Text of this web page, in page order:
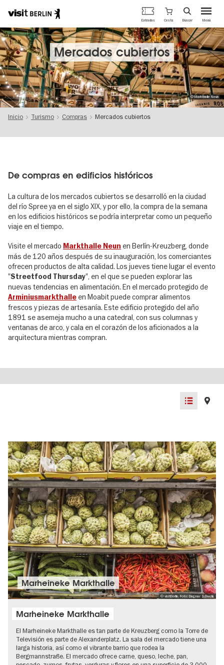
Pasar
al
contenido
principal
Portal
oficial
de
turismo
de
Berlín
Menú
Entradas Cesta Buscar
Mercados cubiertos
© Markthalle Neun
Inicio Turismo Compras Mercados cubiertos
De compras en edificios históricos
La cultura de los mercados cubiertos se desarrolló en la ciudad
del río Spree ya en el siglo XIX, y por ello, la compra de la semana
en los edificios históricos se podría interpretar como un pequeño
viaje en el tiempo.
Visite el mercado Markthalle Neun en Berlín-Kreuzberg, donde
más de 120 años después de su inauguración, los comerciantes
ofrecen productos de alta calidad. Los jueves tiene lugar el evento
"Streetfood Thursday", en el que se pueden explorar las
nuevas tendencias en alimentación. En el mercado protegido de
Arminiusmarkthalle en Moabit puede comprar alimentos
frescos y piezas de artesanía. Este edificio protegido del año
1891 se asemeja mucho a una catedral, con sus columnas y
ventanas de arco, y cala en el corazón de los aficionados a la
arquitectura mientras compran.
List
view
Map
view
© visitBerlin, Foto: Dagmar Schwelle
Marheineke Markthalle
Marheineke Markthalle
El Marheineke Markthalle es tan parte de Kreuzberg como la Torre de
Televisión es parte de Alexanderplatz. La sala del mercado tiene una
larga historia, así como el vibrante barrio que rodea la
Bergmannstraße. El mercado ofrece carne, queso, leche, pan,